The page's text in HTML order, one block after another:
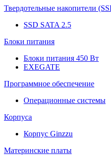
Твердотельные накопители
SSD SATA 2.5
Блоки питания
Блоки питания 450 Вт
EXEGATE
Программное обеспечение
Операционные системы
Корпуса
Корпус Ginzzu
Материнские платы